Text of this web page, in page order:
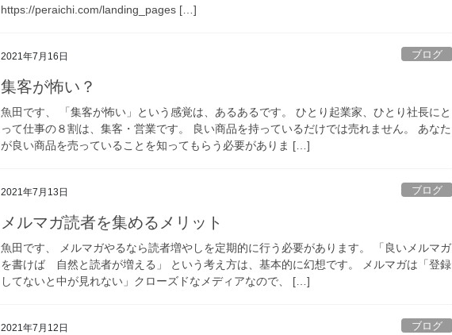
https://peraichi.com/landing_pages […]
2021年7月16日 ブログ
集客が怖い？
魚田です、 「集客が怖い」という感覚は、あるあるです。 ひとり起業家、ひとり社長にと
って仕事の８割は、集客・営業です。 良い商品を持っているだけでは売れません。 あなた
が良い商品を売っていることを知ってもらう必要がありま […]
2021年7月13日 ブログ
メルマガ読者を集めるメリット
魚田です、 メルマガやるなら読者増やしを定期的に行う必要があります。 「良いメルマガ
を書けば 自然と読者が増える」 という考え方は、基本的に幻想です。 メルマガは「登録
してないと中が見れない」クローズドなメディアなので、 […]
2021年7月12日 ブログ